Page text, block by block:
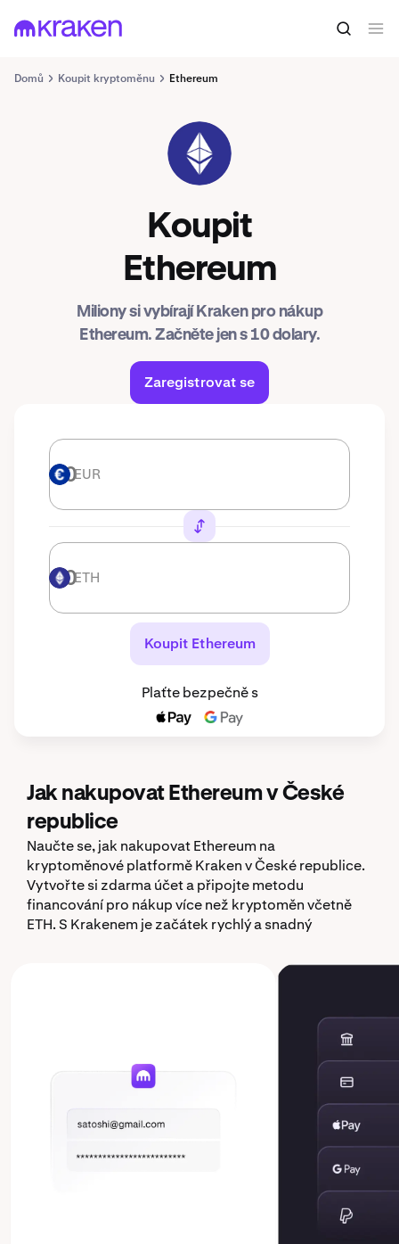
Domů Koupit kryptoměnu Ethereum
ETH
Koupit
Ethereum
Miliony si vybírají Kraken pro nákup
Ethereum. Začněte jen s 10 dolary.
Zaregistrovat se
EUR EUR
ETH ETH
Koupit Ethereum
Plaťte bezpečně s
Jak nakupovat Ethereum v České
republice
Naučte se, jak nakupovat Ethereum na
kryptoměnové platformě Kraken v České republice.
Vytvořte si zdarma účet a připojte metodu
financování pro nákup více než kryptoměn včetně
ETH. S Krakenem je začátek rychlý a snadný